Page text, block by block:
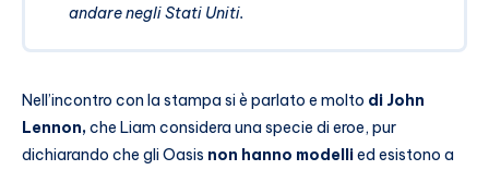
andare negli Stati Uniti.
Nell’incontro con la stampa si è parlato e molto di John
Lennon,che Liam considera una specie di eroe, pur
dichiarando che gli Oasis non hanno modellied esistono a